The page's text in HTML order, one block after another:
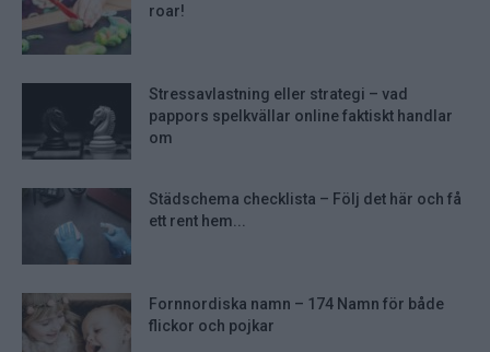
roar!
Stressavlastning eller strategi – vad
pappors spelkvällar online faktiskt handlar
om
Städschema checklista – Följ det här och få
ett rent hem...
Fornnordiska namn – 174 Namn för både
flickor och pojkar